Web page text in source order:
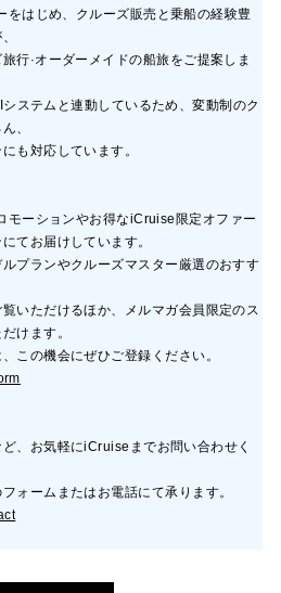
をはじめ、クルーズ販売と乗船の経験豊
行·オーダーメイドの船旅をご提案しま
ステムと連動しているため、変動制のク
、
も対応しています。
モーションやお得なiCruise限定オファー
てお届けしています。
プランやクルーズマスター厳選のおすす
いただけるほか、メルマガ会員限定のス
けます。
この機会にぜひご登録ください。
、お気軽にiCruise までお問い合わせく
ォームまたはお電話にて承ります。